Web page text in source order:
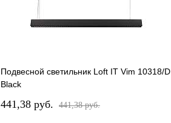
Подвесной светильник Loft IT Vim 10318/D
Black
441,38 pуб. 441,38 pуб.